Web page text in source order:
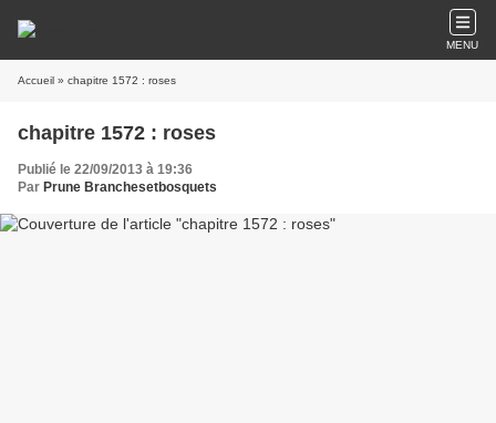
MENU
Accueil » chapitre 1572 : roses
chapitre 1572 : roses
Publié le 22/09/2013 à 19:36
Par Prune Branchesetbosquets